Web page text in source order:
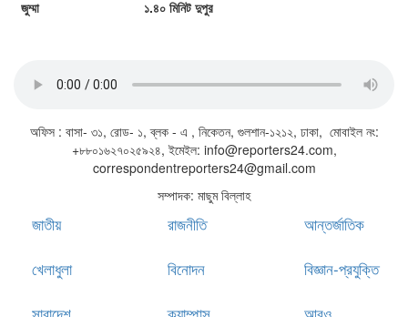
জুম্মা
১.৪০ মিনিট দুপুর
অফিস : বাসা- ৩১, রোড- ১, ব্লক - এ , নিকেতন, গুলশান-১২১২, ঢাকা, মোবাইল নং:
+৮৮০১৬২৭০২৫৯২৪, ইমেইল: info@reporters24.com,
correspondentreporters24@gmail.com
সম্পাদক: মাছুম বিল্লাহ
জাতীয় রাজনীতি
আন্তর্জাতিক
খেলাধুলা
বিনোদন
বিজ্ঞান-প্রযুক্তি